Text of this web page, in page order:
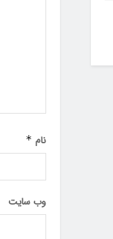
نام *
وب‌ سایت